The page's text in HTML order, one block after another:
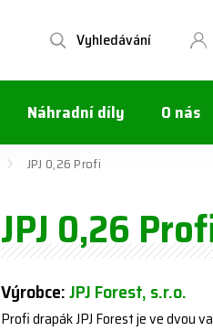
Vyhledávání
Náhradní díly O nás
JPJ 0,26 Profi
JPJ 0,26
Výrobce:JPJ Forest, s.r.o.
Profi drapák JPJ Forest je ve dvou